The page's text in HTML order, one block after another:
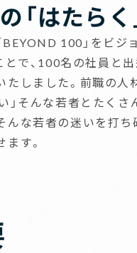
「はたらく
100」をビジ
で、100名の社員と
しました。前職の人
」そんな若者とたく
んな若者の迷いを打ち
す。